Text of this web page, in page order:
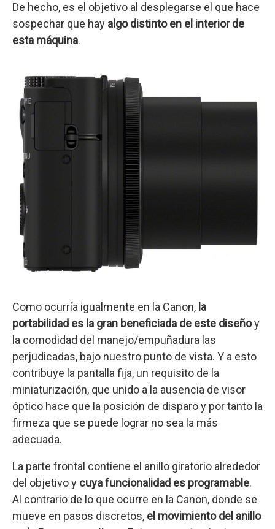
De hecho, es el objetivo al desplegarse el que hace
sospechar que hay algo distinto en el interior de
esta máquina.
Como ocurría igualmente en la Canon, la
portabilidad es la gran beneficiada de este diseñoy
la comodidad del manejo/empuñadura las
perjudicadas, bajo nuestro punto de vista. Y a esto
contribuye la pantalla fija, un requisito de la
miniaturización, que unido a la ausencia de visor
óptico hace que la posición de disparo y por tanto la
firmeza que se puede lograr no sea la más
adecuada.
La parte frontal contiene el anillo giratorio alrededor
del objetivo y cuya funcionalidad es programable.
Al contrario de lo que ocurre en la Canon, donde se
mueve en pasos discretos, el movimiento del anillo